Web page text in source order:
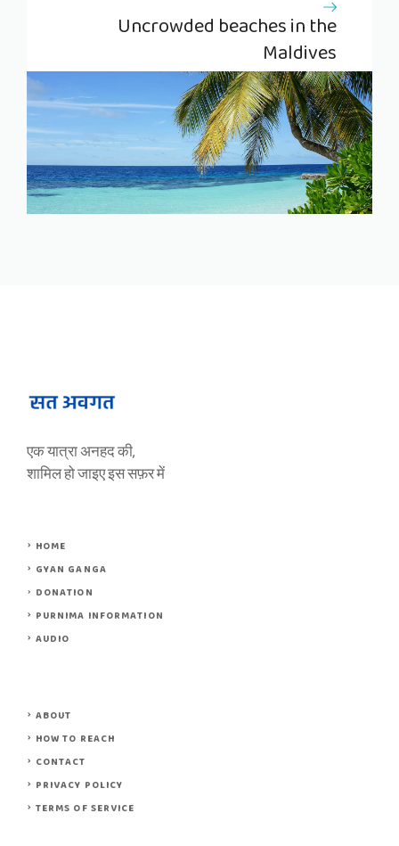
Uncrowded beaches in the
Maldives
एक यात्रा अनहद की,
शामिल हो जाइए इस सफ़र में
HOME
GYAN GANGA
DONATION
PURNIMA INFORMATION
AUDIO
ABOUT
HOW TO REACH
CONTACT
PRIVACY POLICY
TERMS OF SERVICE